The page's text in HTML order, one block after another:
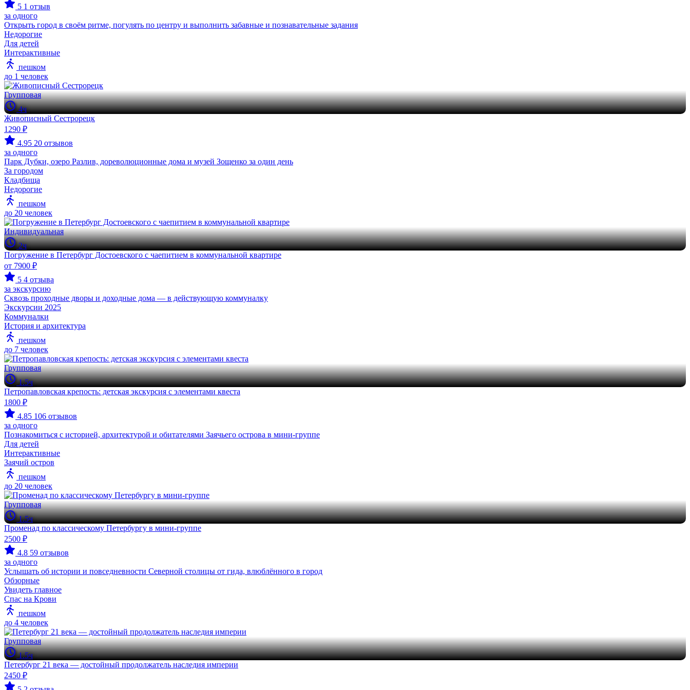
5 1 отзыв
за одного
Открыть город в своём ритме, погулять по центру и выполнить забавные и познавательные задания
Недорогие
Для детей
Интерактивные
пешком
до 1 человек
Групповая
4ч
Живописный Сестрорецк
1290 ₽
4.95 20 отзывов
за одного
Парк Дубки, озеро Разлив, дореволюционные дома и музей Зощенко за один день
За городом
Кладбища
Недорогие
пешком
до 20 человек
Индивидуальная
2ч
Погружение в Петербург Достоевского с чаепитием в коммунальной квартире
от 7900 ₽
5 4 отзыва
за экскурсию
Сквозь проходные дворы и доходные дома — в действующую коммуналку
Экскурсии 2025
Коммуналки
История и архитектура
пешком
до 7 человек
Групповая
1.5ч
Петропавловская крепость: детская экскурсия с элементами квеста
1800 ₽
4.85 106 отзывов
за одного
Познакомиться с историей, архитектурой и обитателями Заячьего острова в мини-группе
Для детей
Интерактивные
Заячий остров
пешком
до 20 человек
Групповая
1.5ч
Променад по классическому Петербургу в мини-группе
2500 ₽
4.8 59 отзывов
за одного
Услышать об истории и повседневности Северной столицы от гида, влюблённого в город
Обзорные
Увидеть главное
Спас на Крови
пешком
до 4 человек
Групповая
1.5ч
Петербург 21 века — достойный продолжатель наследия империи
2450 ₽